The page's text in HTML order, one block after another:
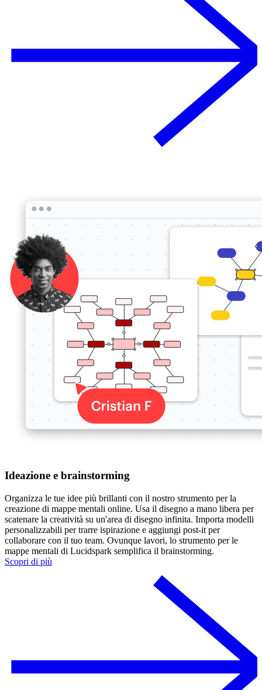
Ideazione e brainstorming
Organizza le tue idee più brillanti con il nostro strumento per la
creazione di mappe mentali online. Usa il disegno a mano libera per
scatenare la creatività su un'area di disegno infinita. Importa modelli
personalizzabili per trarre ispirazione e aggiungi post-it per
collaborare con il tuo team. Ovunque lavori, lo strumento per le
mappe mentali di Lucidspark semplifica il brainstorming.
Scopri di più